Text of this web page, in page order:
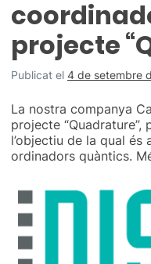
projecte
Publicat el 4 de setembre
La nostra companya
projecte “Quadrature”,
l’objectiu de la qual és
ordinadors quàntics.